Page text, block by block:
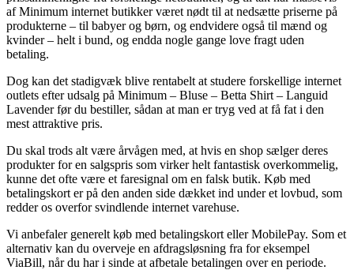
af Minimum internet butikker været nødt til at nedsætte priserne på
produkterne – til babyer og børn, og endvidere også til mænd og
kvinder – helt i bund, og endda nogle gange love fragt uden
betaling.
Dog kan det stadigvæk blive rentabelt at studere forskellige internet
outlets efter udsalg på Minimum – Bluse – Betta Shirt – Languid
Lavender før du bestiller, sådan at man er tryg ved at få fat i den
mest attraktive pris.
Du skal trods alt være årvågen med, at hvis en shop sælger deres
produkter for en salgspris som virker helt fantastisk overkommelig,
kunne det ofte være et faresignal om en falsk butik. Køb med
betalingskort er på den anden side dækket ind under et lovbud, som
redder os overfor svindlende internet varehuse.
Vi anbefaler generelt køb med betalingskort eller MobilePay. Som et
alternativ kan du overveje en afdragsløsning fra for eksempel
ViaBill, når du har i sinde at afbetale betalingen over en periode.